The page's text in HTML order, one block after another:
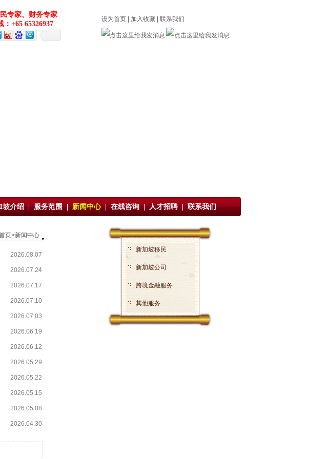
设为首页| 加入收藏| 联系我们
专家、财务专家
：+65 65326937
坡介绍|服务范围|新闻中心 |在线咨询|人才招聘|联系我们
页>新闻中心
2026.08.07
2026.07.24
2026.07.17
2026.07.10
2026.07.03
2026.06.19
2026.06.12
2026.05.29
2026.05.22
2026.05.15
2026.05.08
2026.04.30
新加坡移民
新加坡公司
跨境金融服务
其他服务